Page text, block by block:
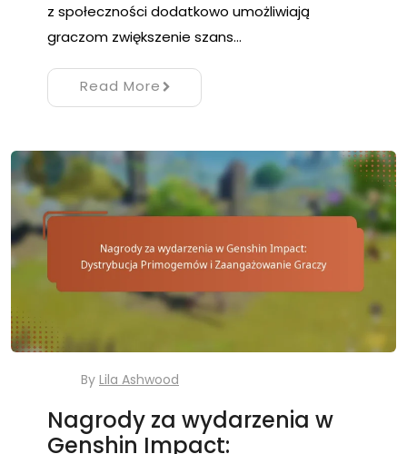
z społeczności dodatkowo umożliwiają
graczom zwiększenie szans…
Read More
By Lila Ashwood
Nagrody za wydarzenia w
Genshin Impact: